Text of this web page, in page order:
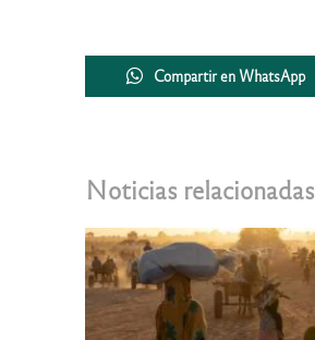
Compartir en WhatsApp
Noticias relacionadas